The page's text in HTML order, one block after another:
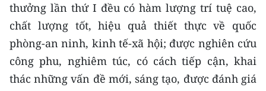
thưởng lần thứ I đều có hàm lượng trí tuệ cao,
chất lượng tốt, hiệu quả thiết thực về quốc
phòng-an ninh, kinh tế-xã hội; được nghiên cứu
công phu, nghiêm túc, có cách tiếp cận, khai
thác những vấn đề mới, sáng tạo, được đánh giá